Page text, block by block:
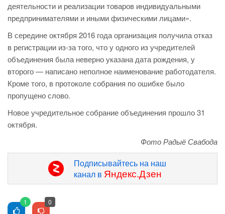
деятельности и реализации товаров индивидуальными
предпринимателями и иными физическими лицами».
В середине октября 2016 года организация получила отказ
в регистрации из-за того, что у одного из учредителей
объединения была неверно указана дата рождения, у
второго — написано неполное наименование работодателя.
Кроме того, в протоколе собрания по ошибке было
пропущено слово.
Новое учредительное собрание объединения прошло 31
октября.
Фото Радыё Свабода
Подписывайтесь на наш
канал в Яндекс.Дзен
1 0